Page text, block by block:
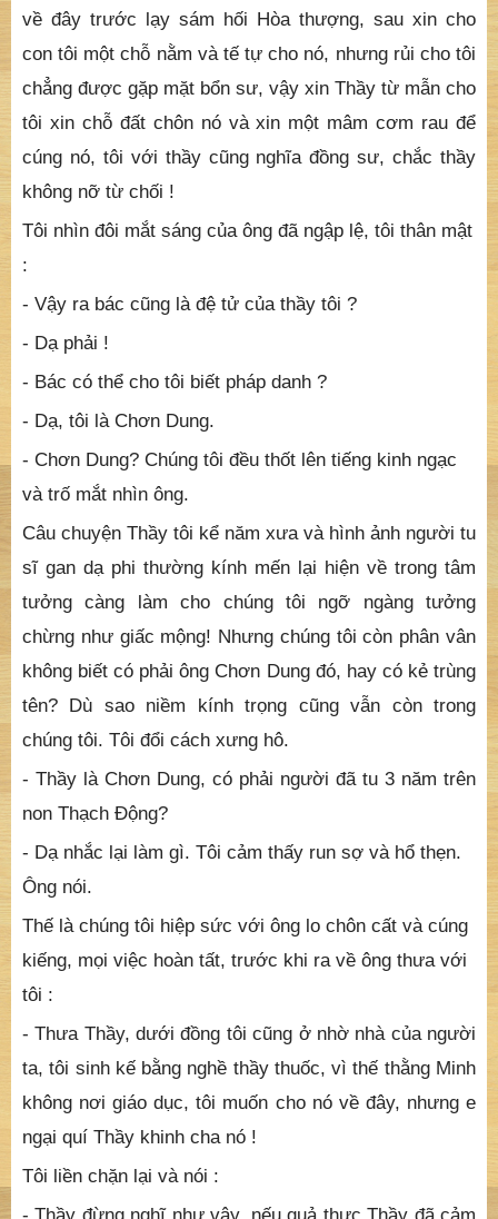
ông là ai? Xác chết và ông ta có liên hệ gì ?
Nhưng ông ta đã phá tan bầu không khí u trầm ấy :
- Thưa Thầy tôi bị nghiệp trần đày đọa, có hai đứa con
trai, thằng Minh và thằng Mẫn. Thằng Minh thì khù
khờ, thằng Mẫn được cái lanh lợi nhưng chẳng may
nó lại chết. Tôi chẳng có chỗ đất mà chôn nó. Nay tôi
về đây trước lạy sám hối Hòa thượng, sau xin cho
con tôi một chỗ nằm và tế tự cho nó, nhưng rủi cho tôi
chẳng được gặp mặt bổn sư, vậy xin Thầy từ mẫn cho
tôi xin chỗ đất chôn nó và xin một mâm cơm rau để
- Bác có thể cho tôi biết pháp danh ?
- Dạ, tôi là Chơn Dung.
- Chơn Dung? Chúng tôi đều thốt lên tiếng kinh ngạc
và trố mắt nhìn ông.
Câu chuyện Thầy tôi kể năm xưa và hình ảnh người tu
sĩ gan dạ phi thường kính mến lại hiện về trong tâm
tưởng càng làm cho chúng tôi ngỡ ngàng tưởng
chừng như giấc mộng! Nhưng chúng tôi còn phân vân
không biết có phải ông Chơn Dung đó, hay có kẻ trùng
tên? Dù sao niềm kính trọng cũng vẫn còn trong
chúng tôi. Tôi đổi cách xưng hô.
- Thầy là Chơn Dung, có phải người đã tu 3 năm trên
non Thạch Động?
- Dạ nhắc lại làm gì. Tôi cảm thấy run sợ và hổ thẹn.
Ông nói.
Thế là chúng tôi hiệp sức với ông lo chôn cất và cúng
kiếng, mọi việc hoàn tất, trước khi ra về ông thưa với
tôi :